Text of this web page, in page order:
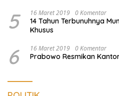
5 16 Maret 2019 0 Komentar
14 Tahun Terbunuhnya
Khusus
6 16 Maret 2019 0 Komentar
Prabowo Resmikan